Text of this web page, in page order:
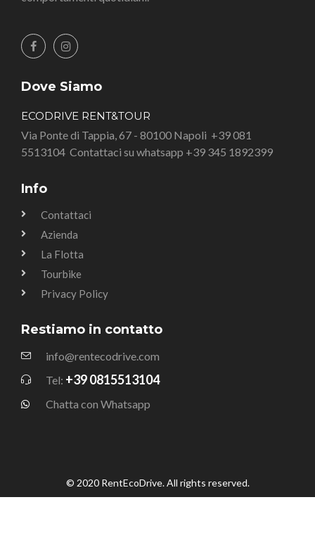
Dove Siamo
ECODRIVE RENT&TOUR
Via Ponte di Tappia, 67 - 80100 Napoli +39 081
5513104 Contattaci su whatsapp +39 345 1892399
Info
Contattaci
Azienda
La Flotta
Tourbike
Privacy Policy
Restiamo in contatto
info@rentecodrive.com
Tel: +39 0815513104
Chatta con Whatsapp
© 2020 RentEcoDrive. All rights reserved.